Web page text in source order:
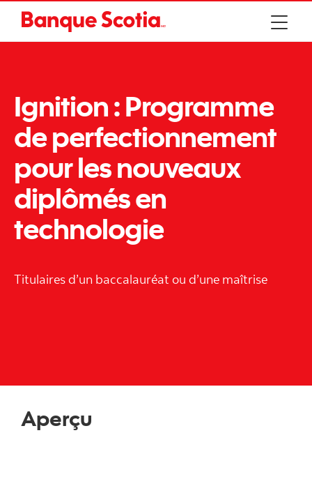
Ignition : Programme
de perfectionnement
pour les nouveaux
diplômés en
technologie
Titulaires d’un baccalauréat ou d’une maîtrise
Aperçu